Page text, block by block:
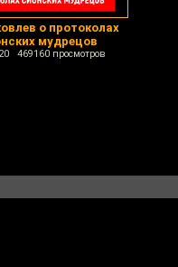
о протоколах
мудрецов
469160 просмотров